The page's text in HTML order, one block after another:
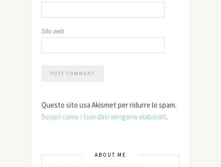
Sito web
Questo sito usa Akismet per ridurre lo spam.
Scopri come i tuoi dati vengono elaborati.
ABOUT ME